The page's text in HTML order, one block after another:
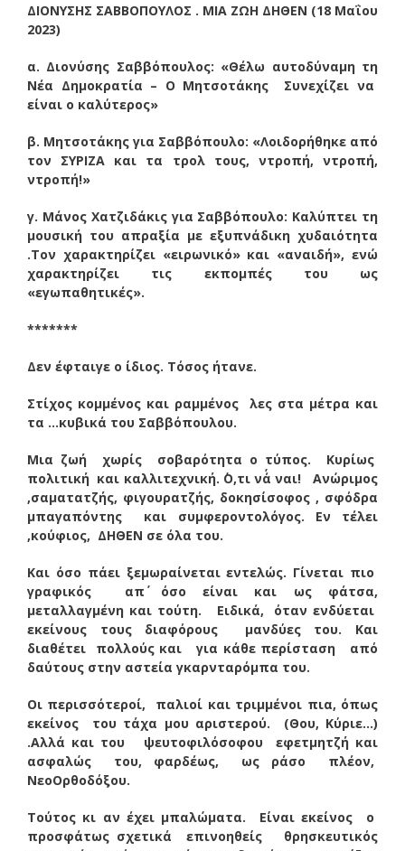
ΔΙΟΝΥΣΗΣ ΣΑΒΒΟΠΟΥΛΟΣ . ΜΙΑ ΖΩΗ ΔΗΘΕΝ (18 Μαΐου
2023)
α. Διονύσης Σαββόπουλος: «Θέλω αυτοδύναμη τη
Νέα Δημοκρατία – Ο Μητσοτάκης Συνεχίζει να
είναι ο καλύτερος»
β. Μητσοτάκης για Σαββόπουλο: «Λοιδορήθηκε από
τον ΣΥΡΙΖΑ και τα τρολ τους, ντροπή, ντροπή,
ντροπή!»
γ. Μάνος Χατζιδάκις για Σαββόπουλο: Καλύπτει τη
μουσική του απραξία με εξυπνάδικη χυδαιότητα
.Τον χαρακτηρίζει «ειρωνικό» και «αναιδή», ενώ
χαρακτηρίζει τις εκπομπές του ως
«εγωπαθητικές».
*******
Δεν έφταιγε ο ίδιος. Τόσος ήτανε.
Στίχος κομμένος και ραμμένος λες στα μέτρα και
τα …κυβικά του Σαββόπουλου.
Μια ζωή χωρίς σοβαρότητα ο τύπος. Κυρίως
πολιτική και καλλιτεχνική. ΄Ο,τι νά΄ ναι! Ανώριμος
,σαματατζής, φιγουρατζής, δοκησίσοφος , σφόδρα
μπαγαπόντης και συμφεροντολόγος. Εν τέλει
,κούφιος, ΔΗΘΕΝ σε όλα του.
Και όσο πάει ξεμωραίνεται εντελώς. Γίνεται πιο
γραφικός απ΄ όσο είναι και ως φάτσα,
μεταλλαγμένη και τούτη. Ειδικά, όταν ενδύεται
εκείνους τους διαφόρους μανδύες του. Και
διαθέτει πολλούς και για κάθε περίσταση από
δαύτους στην αστεία γκαρνταρόμπα του.
Οι περισσότεροί, παλιοί και τριμμένοι πια, όπως
εκείνος του τάχα μου αριστερού. (Θου, Κύριε…)
.Αλλά και του ψευτοφιλόσοφου εφετμητζή και
ασφαλώς του, φαρδέως, ως ράσο πλέον,
ΝεοΟρθοδόξου.
Τούτος κι αν έχει μπαλώματα. Είναι εκείνος ο
προσφάτως σχετικά επινοηθείς θρησκευτικός